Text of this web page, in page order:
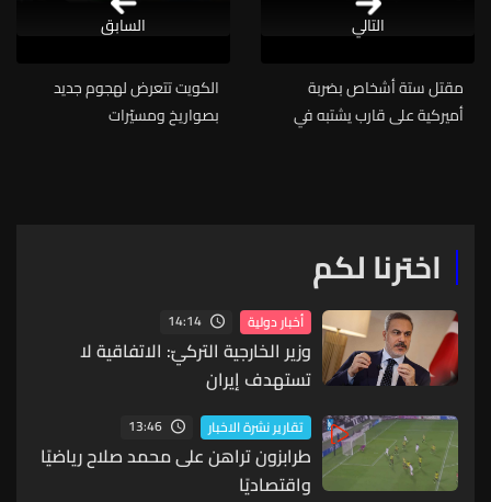
التالي
مقتل ستة أشخاص بضربة
أميركية على قارب يشتبه في
الكويت تتعرض لهجوم جديد
بصواريخ ومسيّرات
السابق
اخترنا لكم
أخبار دولية 14:14
وزير الخارجية التركيّ: الاتفاقية لا
تستهدف إيران
تقارير نشرة الاخبار 13:46
طرابزون تراهن على محمد صلاح رياضيًا
واقتصاديًا